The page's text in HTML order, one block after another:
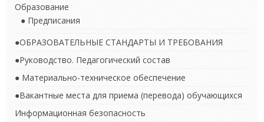
Образование
● Предписания
●ОБРАЗОВАТЕЛЬНЫЕ СТАНДАРТЫ И ТРЕБОВАНИЯ
●Руководство. Педагогический состав
● Материально-техническое обеспечение
●Вакантные места для приема (перевода) обучающихся
Информационная безопасность